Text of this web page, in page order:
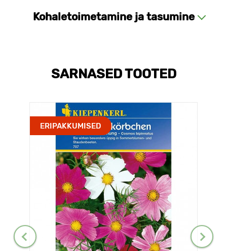
Kohaletoimetamine ja tasumine
SARNASED TOOTED
ERIPAKKUMISED